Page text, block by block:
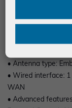
• Wireless
• Antenna type:
• Wired interface:
WAN
• Advanced